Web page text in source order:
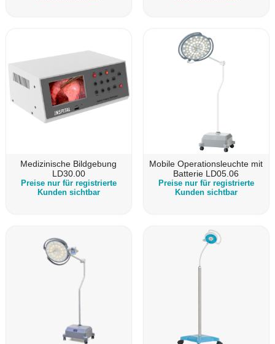
Medizinische Bildgebung
LD30.00
Preise nur für registrierte
Kunden sichtbar
Mobile Operationsleuchte mit
Batterie LD05.06
Preise nur für registrierte
Kunden sichtbar